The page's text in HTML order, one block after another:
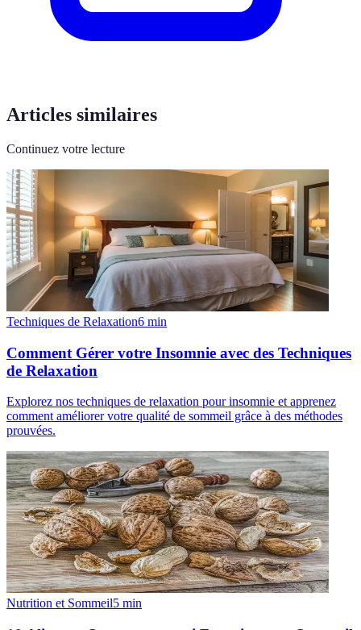
Articles similaires
Continuez votre lecture
Techniques de Relaxation6 min
Comment Gérer votre Insomnie avec des Techniques
de Relaxation
Explorez nos techniques de relaxation pour insomnie et apprenez
comment améliorer votre qualité de sommeil grâce à des méthodes
prouvées.
Nutrition et Sommeil5 min